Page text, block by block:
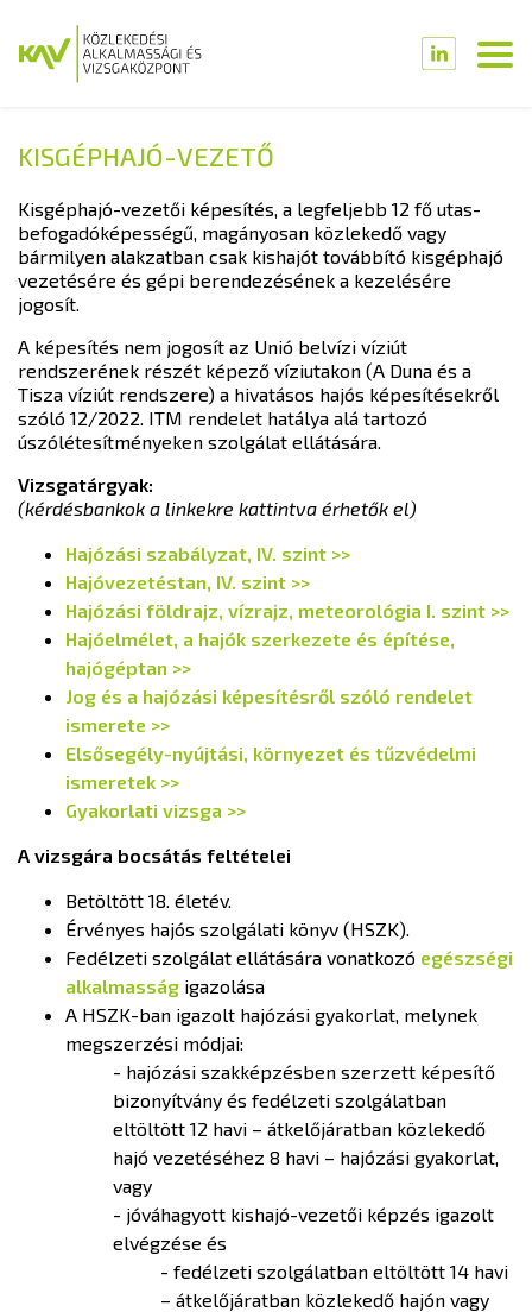
KISGÉPHAJÓ-VEZETŐ
Kisgéphajó-vezetői képesítés, a legfeljebb 12 fő utas-
befogadóképességű, magányosan közlekedő vagy
bármilyen alakzatban csak kishajót továbbító kisgéphajó
vezetésére és gépi berendezésének a kezelésére
jogosít.
A képesítés nem jogosít az Unió belvízi víziút
rendszerének részét képező víziutakon (A Duna és a
Tisza víziút rendszere) a hivatásos hajós képesítésekről
szóló 12/2022. ITM rendelet hatálya alá tartozó
úszólétesítményeken szolgálat ellátására.
Vizsgatárgyak:
(kérdésbankok a linkekre kattintva érhetők el)
Hajózási szabályzat, IV. szint >>
Hajóvezetéstan, IV. szint >>
Hajózási földrajz, vízrajz, meteorológia I. szint >>
Hajóelmélet, a hajók szerkezete és építése,
hajógéptan >>
Jog és a hajózási képesítésről szóló rendelet
ismerete >>
Elsősegély-nyújtási, környezet és tűzvédelmi
ismeretek >>
Gyakorlati vizsga >>
A vizsgára bocsátás feltételei
Betöltött 18. életév.
Érvényes hajós szolgálati könyv (HSZK).
Fedélzeti szolgálat ellátására vonatkozó egészségi
alkalmasság igazolása
A HSZK-ban igazolt hajózási gyakorlat, melynek
megszerzési módjai:
- hajózási szakképzésben szerzett képesítő
bizonyítvány és fedélzeti szolgálatban
eltöltött 12 havi – átkelőjáratban közlekedő
hajó vezetéséhez 8 havi – hajózási gyakorlat,
vagy
- jóváhagyott kishajó-vezetői képzés igazolt
elvégzése és
- fedélzeti szolgálatban eltöltött 14 havi
– átkelőjáratban közlekedő hajón vagy